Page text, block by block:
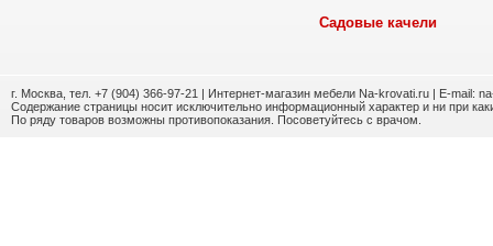
Садовые качели
г. Москва, тел. +7 (904) 366-97-21 | Интернет-магазин мебели Na-krovati.ru | E-mail:
Содержание страницы носит исключительно информационный характер и ни при
По ряду товаров возможны противопоказания. Посоветуйтесь с врачом.